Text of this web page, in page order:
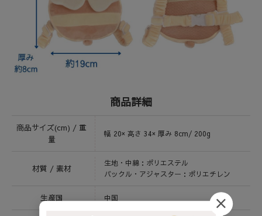
商品詳細
商品サイズ(cm) / 重
量
幅 20× 高さ 34× 厚み 8cm/ 200g
材質 / 素材
生地・中綿：ポリエステル
バックル・アジャスター：ポリエチレン
生産国 中国